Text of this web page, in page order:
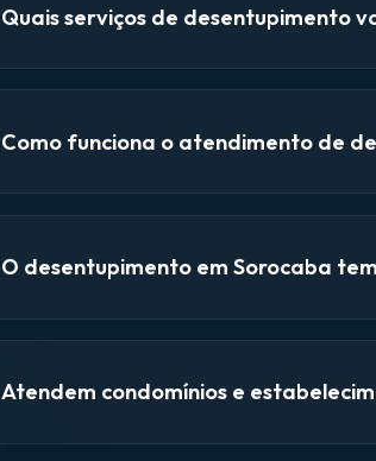
Quais serviços de desentupimento
Como funciona o atendimento de
O desentupimento em Sorocaba
Atendem condomínios e